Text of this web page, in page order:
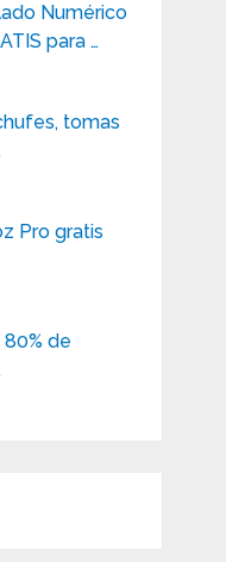
Numérico
para …
tomas
Pro gratis
80% de